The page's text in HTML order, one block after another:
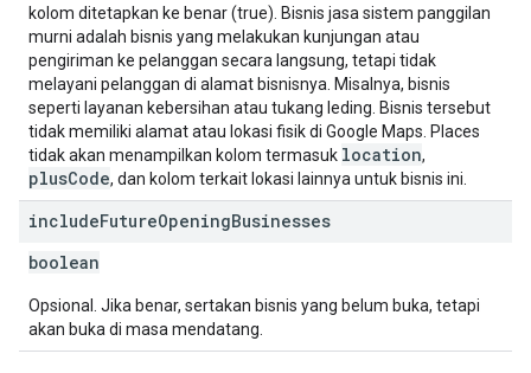
kolom ditetapkan ke benar (true). Bisnis jasa sistem panggilan
murni adalah bisnis yang melakukan kunjungan atau
pengiriman ke pelanggan secara langsung, tetapi tidak
melayani pelanggan di alamat bisnisnya. Misalnya, bisnis
seperti layanan kebersihan atau tukang leding. Bisnis tersebut
tidak memiliki alamat atau lokasi fisik di Google Maps. Places
tidak akan menampilkan kolom termasuk location,
plusCode, dan kolom terkait lokasi lainnya untuk bisnis ini.
includeFutureOpeningBusinesses
boolean
Opsional. Jika benar, sertakan bisnis yang belum buka, tetapi
akan buka di masa mendatang.